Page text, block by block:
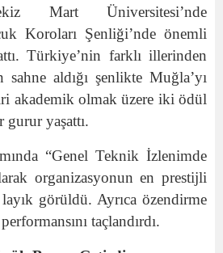
Mart Üniversitesi’nde
Koroları Şenliği’nde önemli
Türkiye’nin farklı illerinden
aldığı şenlikte Muğla’yı
akademik olmak üzere iki ödül
yaşattı.
“Genel Teknik İzlenimde
organizasyonun en prestijli
görüldü. Ayrıca özendirme
taçlandırdı.